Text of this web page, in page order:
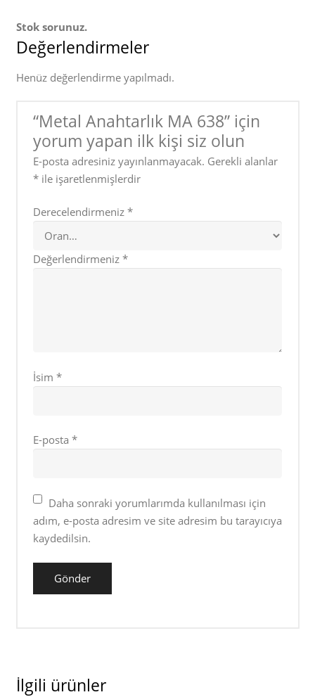
Stok sorunuz.
Değerlendirmeler
Henüz değerlendirme yapılmadı.
“Metal Anahtarlık MA 638” için
yorum yapan ilk kişi siz olun
E-posta adresiniz yayınlanmayacak. Gerekli alanlar
* ile işaretlenmişlerdir
Derecelendirmeniz *
Değerlendirmeniz *
İsim *
E-posta *
Daha sonraki yorumlarımda kullanılması için
adım, e-posta adresim ve site adresim bu tarayıcıya
kaydedilsin.
İlgili ürünler